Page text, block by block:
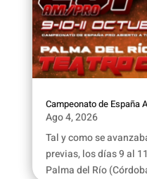
Campeonato de España
Ago 4, 2026
Tal y como se
previas, los días 9 al
Palma del Río